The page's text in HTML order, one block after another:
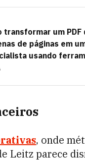
transformar um PDF
de páginas em
usando
, onde
Leitz parece